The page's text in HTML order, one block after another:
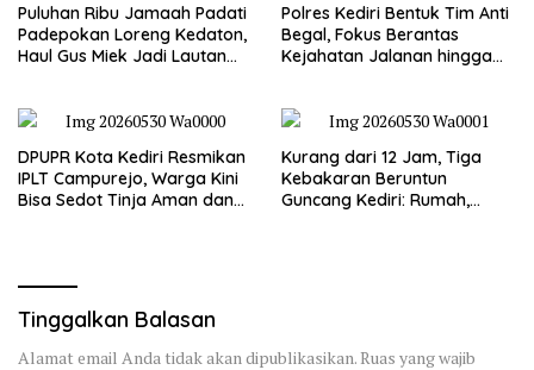
Puluhan Ribu Jamaah Padati
Padepokan Loreng Kedaton,
Haul Gus Miek Jadi Lautan
Polres Kediri Bentuk Tim Anti
Begal, Fokus Berantas
Kejahatan Jalanan hingga
DPUPR Kota Kediri Resmikan
IPLT Campurejo, Warga Kini
Bisa Sedot Tinja Aman dan
Kurang dari 12 Jam, Tiga
Kebakaran Beruntun
Guncang Kediri: Rumah,
Tinggalkan Balasan
Alamat email Anda tidak akan dipublikasikan.Ruas yang wajib